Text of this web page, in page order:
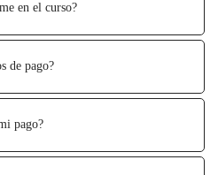
en el curso?
de pago?
pago?